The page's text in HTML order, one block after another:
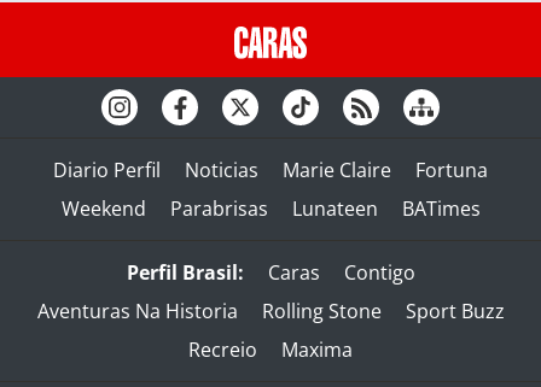
Diario Perfil Noticias Marie Claire
Fortuna
Weekend
Parabrisas Lunateen BATimes
Perfil Brasil: Caras
Contigo
Aventuras Na Historia
Rolling Stone
Sport Buzz
Recreio
Maxima